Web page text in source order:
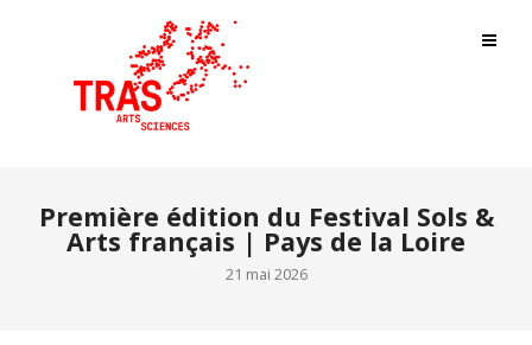
Première édition du Festival Sols &
Arts français | Pays de la Loire
21 mai 2026